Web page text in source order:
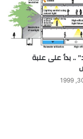
.. بدأ على علبة